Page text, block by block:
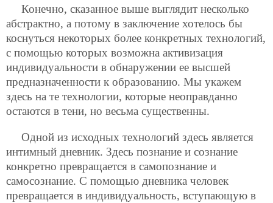
Конечно, сказанное выше выглядит несколько
абстрактно, а потому в заключение хотелось бы
коснуться некоторых более конкретных технологий,
с помощью которых возможна активизация
индивидуальности в обнаружении ее высшей
предназначенности к образованию. Мы укажем
здесь на те технологии, которые неоправданно
остаются в тени, но весьма существенны.
Одной из исходных технологий здесь является
интимный дневник. Здесь познание и сознание
конкретно превращается в самопознание и
самосознание. С помощью дневника человек
превращается в индивидуальность, вступающую в